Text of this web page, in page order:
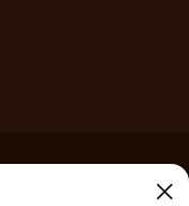
น ดังนั้นผู้อ่านทุกท่านโปรดใช้